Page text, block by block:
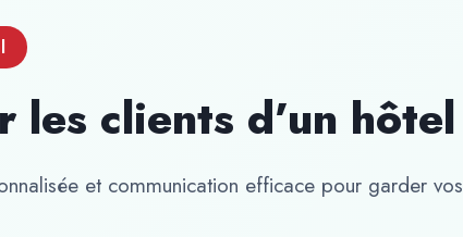
les clients d’un hôtel
et communication efficace pour garder vos